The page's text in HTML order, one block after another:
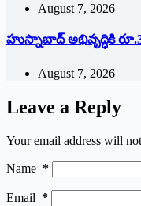
August 7, 2026
హుస్నాబాద్ అభివృద్ధికి
August 7, 2026
Leave a Reply
Your email address will
Name *
Email *